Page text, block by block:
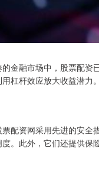
金融市场中，股票配资
杠杆效应放大收益潜力。
配资网采用先进的安全
。此外，它们还提供保